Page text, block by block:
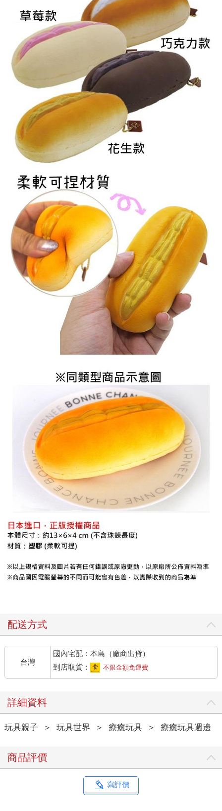
配送方式
台灣
國內宅配：本島（廠商出貨）
到店取貨：
不限金額免運費
詳細資料
玩具親子 ＞ 玩具世界 ＞ 療癒玩具 ＞ 療癒玩具週邊
商品評價
寫評價